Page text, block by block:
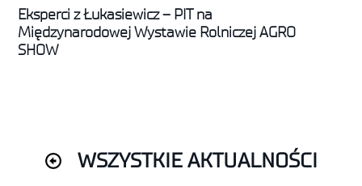
Eksperci z Łukasiewicz – PIT na
Międzynarodowej Wystawie Rolniczej AGRO
SHOW
WSZYSTKIE AKTUALNOŚCI